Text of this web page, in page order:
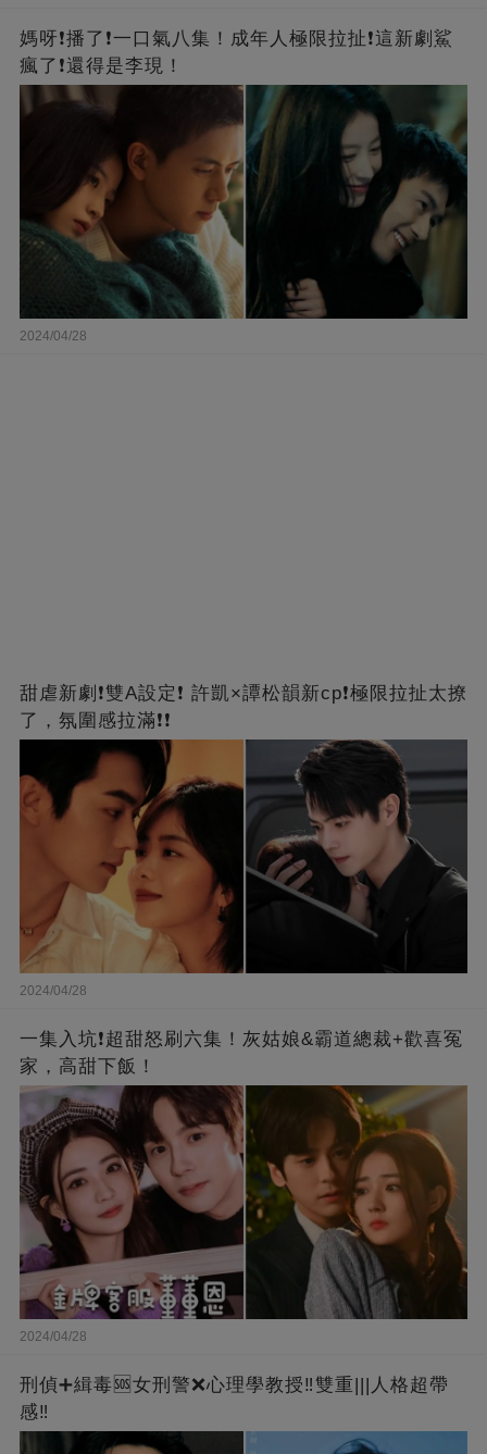
媽呀❗️播了❗一口氣八集！成年人極限拉扯❗這新劇鯊
瘋了❗還得是李現！
2024/04/28
甜虐新劇❗雙A設定❗ 許凱×譚松韻新cp❗️極限拉扯太撩
了，氛圍感拉滿❗❗
2024/04/28
一集入坑❗超甜怒刷六集！灰姑娘&霸道總裁+歡喜冤
家，高甜下飯！
2024/04/28
刑偵➕緝毒🆘女刑警❌心理學教授‼️雙重|||人格超帶
感‼️